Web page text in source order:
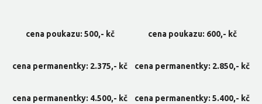
cena poukazu: 500,- kč cena poukazu: 600,- kč
cena permanentky: 2.375,- kč cena permanentky: 2.850,- kč
cena permanentky: 4.500,- kč cena permanentky: 5.400,- kč